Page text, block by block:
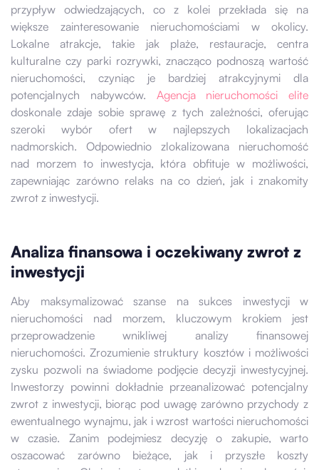
przypływ odwiedzających, co z kolei przekłada się na
większe zainteresowanie nieruchomościami w okolicy.
Lokalne atrakcje, takie jak plaże, restauracje, centra
kulturalne czy parki rozrywki, znacząco podnoszą wartość
nieruchomości, czyniąc je bardziej atrakcyjnymi dla
potencjalnych nabywców. Agencja nieruchomości elite
doskonale zdaje sobie sprawę z tych zależności, oferując
szeroki wybór ofert w najlepszych lokalizacjach
nadmorskich. Odpowiednio zlokalizowana nieruchomość
nad morzem to inwestycja, która obfituje w możliwości,
zapewniając zarówno relaks na co dzień, jak i znakomity
zwrot z inwestycji.
Analiza finansowa i oczekiwany zwrot z
inwestycji
Aby maksymalizować szanse na sukces inwestycji w
nieruchomości nad morzem, kluczowym krokiem jest
przeprowadzenie wnikliwej analizy finansowej
nieruchomości. Zrozumienie struktury kosztów i możliwości
zysku pozwoli na świadome podjęcie decyzji inwestycyjnej.
Inwestorzy powinni dokładnie przeanalizować potencjalny
zwrot z inwestycji, biorąc pod uwagę zarówno przychody z
ewentualnego wynajmu, jak i wzrost wartości nieruchomości
w czasie. Zanim podejmiesz decyzję o zakupie, warto
oszacować zarówno bieżące, jak i przyszłe koszty